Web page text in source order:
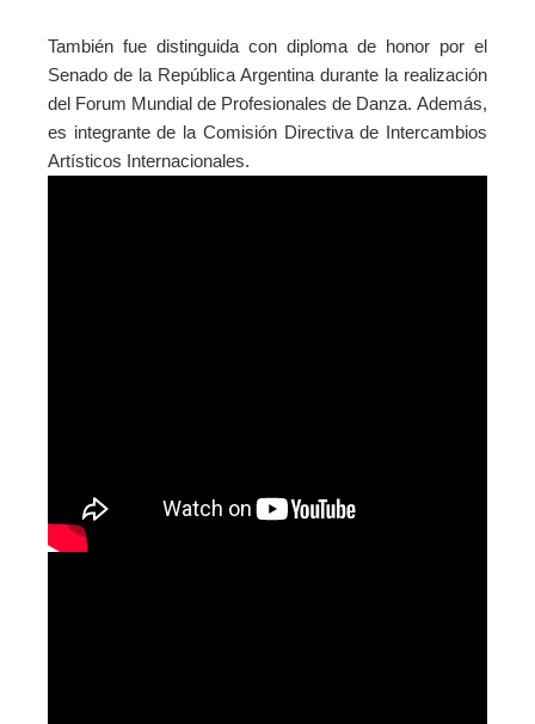
También fue distinguida con diploma de honor por el
Senado de la República Argentina durante la realización
del Forum Mundial de Profesionales de Danza. Además,
es integrante de la Comisión Directiva de Intercambios
Artísticos Internacionales.